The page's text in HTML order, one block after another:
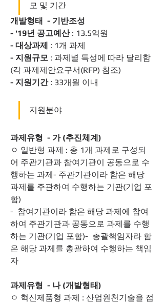
모 및 기간
개발형태  - 기반조성
- '19년 공고예산 : 13.5억원
- 대상과제 : 1개 과제
- 지원규모 : 과제별 특성에 따라 달리함
(각 과제제안요구서(RFP) 참조)
- 지원기간 : 33개월 이내
지원분야
과제유형  - 가 (추진체계)
ㅇ 일반형 과제 : 총 1개 과제로 구성되
어 주관기관과 참여기관이 공동으로 수
행하는 과제- 주관기관이라 함은 해당
과제를 주관하여 수행하는 기관(기업 포
함)
-  참여기관이라 함은 해당 과제에 참여
하여 주관기관과 공동으로 과제를 수행
하는 기관(기업 포함)-  총괄책임자라 함
은 해당 과제를 총괄하여 수행하는 책임
자
과제유형  - 나 (개발형태)
ㅇ 혁신제품형 과제 : 산업원천기술을 접